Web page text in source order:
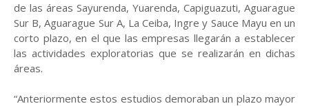
de las áreas Sayurenda, Yuarenda, Capiguazuti, Aguarague
Sur B, Aguarague Sur A, La Ceiba, Ingre y Sauce Mayu en un
corto plazo, en el que las empresas llegarán a establecer
las actividades exploratorias que se realizarán en dichas
áreas.
“Anteriormente estos estudios demoraban un plazo mayor